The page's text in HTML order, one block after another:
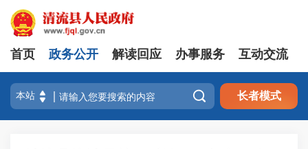
首页 政务公开 解读回应 办事服务 互动交流
 长者模式